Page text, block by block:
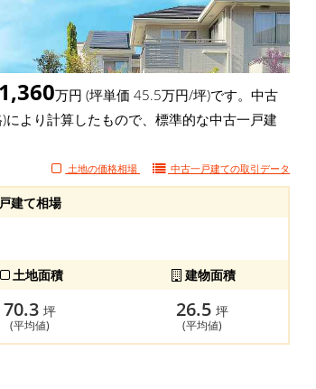
1,360万円 (坪単価 45.5万円/坪)です。中古
により計算したもので、標準的な中古一戸建
土地の価格相場 中古一戸建ての取引データ
建て相場
土地面積 建物面積
70.3坪
(平均値)
26.5 坪
(平均値)